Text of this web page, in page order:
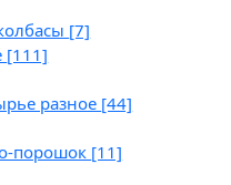
[7]
[111]
разное [44]
порошок [11]